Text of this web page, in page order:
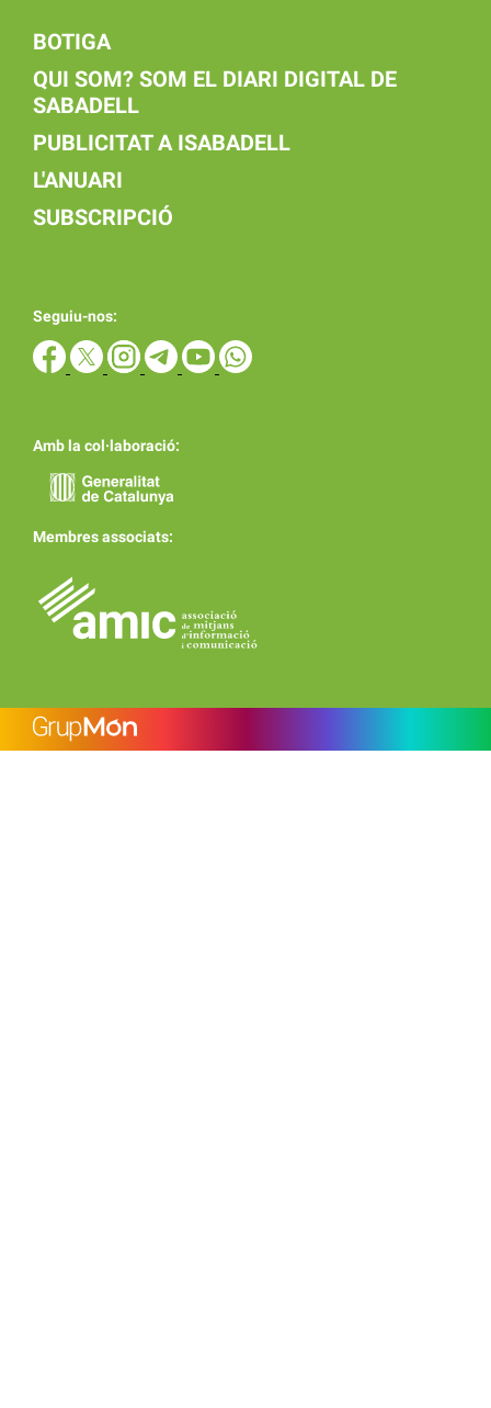
BOTIGA
QUI SOM? SOM EL DIARI DIGITAL DE
SABADELL
PUBLICITAT A ISABADELL
L'ANUARI
SUBSCRIPCIÓ
Seguiu-nos:
Amb la col·laboració:
Membres associats: